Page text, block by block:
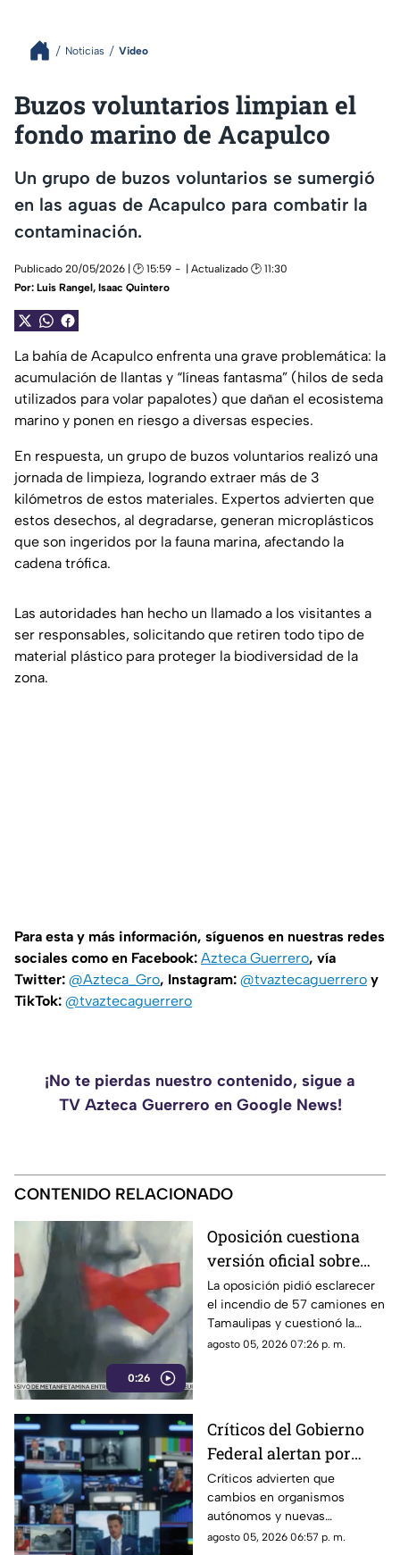
Noticias Video
Buzos voluntarios limpian el
fondo marino de Acapulco
Un grupo de buzos voluntarios se sumergió
en las aguas de Acapulco para combatir la
contaminación.
Publicado 20/05/2026 | 🕑 15:59
| Actualizado 🕑 11:30
Por: Luis Rangel, Isaac Quintero
La bahía de Acapulco enfrenta una grave problemática: la
acumulación de llantas y “líneas fantasma” (hilos de seda
utilizados para volar papalotes) que dañan el ecosistema
marino y ponen en riesgo a diversas especies.
En respuesta, un grupo de buzos voluntarios realizó una
jornada de limpieza, logrando extraer más de 3
kilómetros de estos materiales. Expertos advierten que
estos desechos, al degradarse, generan microplásticos
que son ingeridos por la fauna marina, afectando la
cadena trófica.
Las autoridades han hecho un llamado a los visitantes a
ser responsables, solicitando que retiren todo tipo de
material plástico para proteger la biodiversidad de la
zona.
Para esta y más información, síguenos en nuestras redes
sociales como en Facebook: Azteca Guerrero, vía
Twitter: @Azteca_Gro, Instagram: @tvaztecaguerrero y
TikTok: @tvaztecaguerrero
¡No te pierdas nuestro contenido, sigue a
TV Azteca Guerrero en Google News!
CONTENIDO RELACIONADO
0:26
Oposición cuestiona
versión oficial sobre
incendio de 57
camiones en
Tamaulipas
La oposición pidió esclarecer
el incendio de 57 camiones en
Tamaulipas y cuestionó la
versión presentada por las
agosto 05, 2026 07:26 p. m.
Críticos del Gobierno
Federal alertan por
presuntos intentos de
controlar la
información
Críticos advierten que
cambios en organismos
autónomos y nuevas
regulaciones podrían afectar la
agosto 05, 2026 06:57 p. m.